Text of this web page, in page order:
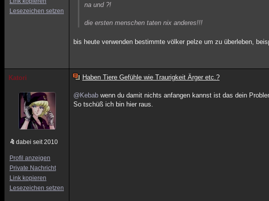
Lesezeichen setzen
na und ?!
die ersten menschen taten nix anderes!!!
bis heute verwenden bestimmte völker pelze um zu überleben,
Katori
dabei seit 2010
Profil anzeigen
Private Nachricht
Link kopieren
Lesezeichen setzen
Haben Tiere Gefühle wie Traurigkeit Ärger etc.?
@Kebab wenn du damit nichts anfangen kannst ist das dein
So tschüß ich bin hier raus.